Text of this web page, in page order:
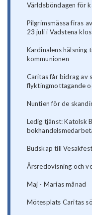
Världsböndagen för
Pilgrimsmässa firas
23 juli i Vadstena
Kardinalens hälsning
kommunionen
Caritas får bidrag av
flyktingmottagande
Nuntien för de
Ledig tjänst: Katolsk
Budskap till
Årsredovisning och
Maj - Marias månad
Mötesplats Caritas